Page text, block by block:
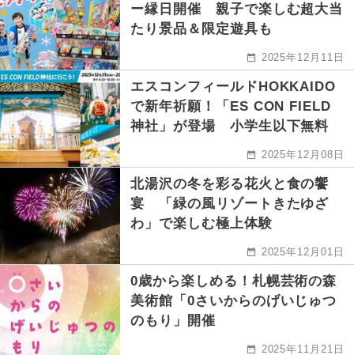
ー縁日開催 親子で楽しむ超大当
たり景品＆限定遊具も
2025年12月11日
エスコンフィールドHOKKAIDO
で新年祈願！「ES CON FIELD
神社」が登場 小学生以下無料
2025年12月08日
北湯沢の冬を彩る花火と食の饗
宴 「緑の風リゾートきたゆざ
わ」で楽しむ極上体験
2025年12月01日
0歳から楽しめる！札幌芸術の森
美術館「0さいからのげいじゅつ
のもり」開催
2025年11月21日